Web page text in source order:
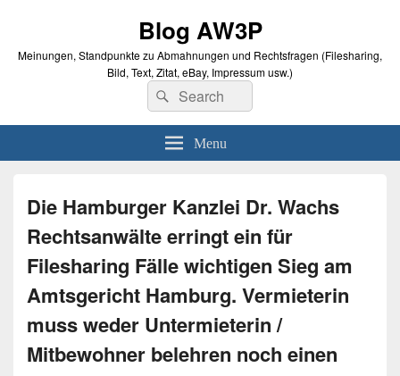
Blog AW3P
Meinungen, Standpunkte zu Abmahnungen und Rechtsfragen (Filesharing,
Bild, Text, Zitat, eBay, Impressum usw.)
Search
for:
Suche
Menu
Die Hamburger Kanzlei Dr. Wachs
Rechtsanwälte erringt ein für
Filesharing Fälle wichtigen Sieg am
Amtsgericht Hamburg. Vermieterin
muss weder Untermieterin /
Mitbewohner belehren noch einen